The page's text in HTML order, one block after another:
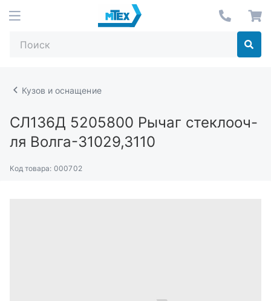
Кузов и оснащение
СЛ136Д 5205800 Рычаг стеклооч-
ля Волга-31029,3110
Код товара: 000702